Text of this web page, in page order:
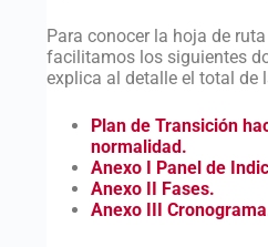
Para conocer la hoja de
facilitamos los siguientes
explica al detalle el total de
Plan de Transición
normalidad.
Anexo I Panel de
Anexo II Fases.
Anexo III